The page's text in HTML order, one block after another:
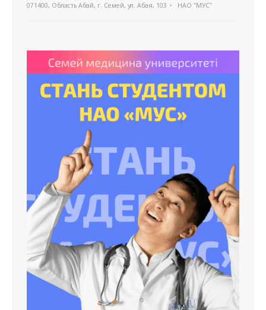
071400, Область Абай, г. Семей, ул. Абая, 103 НАО "МУС"